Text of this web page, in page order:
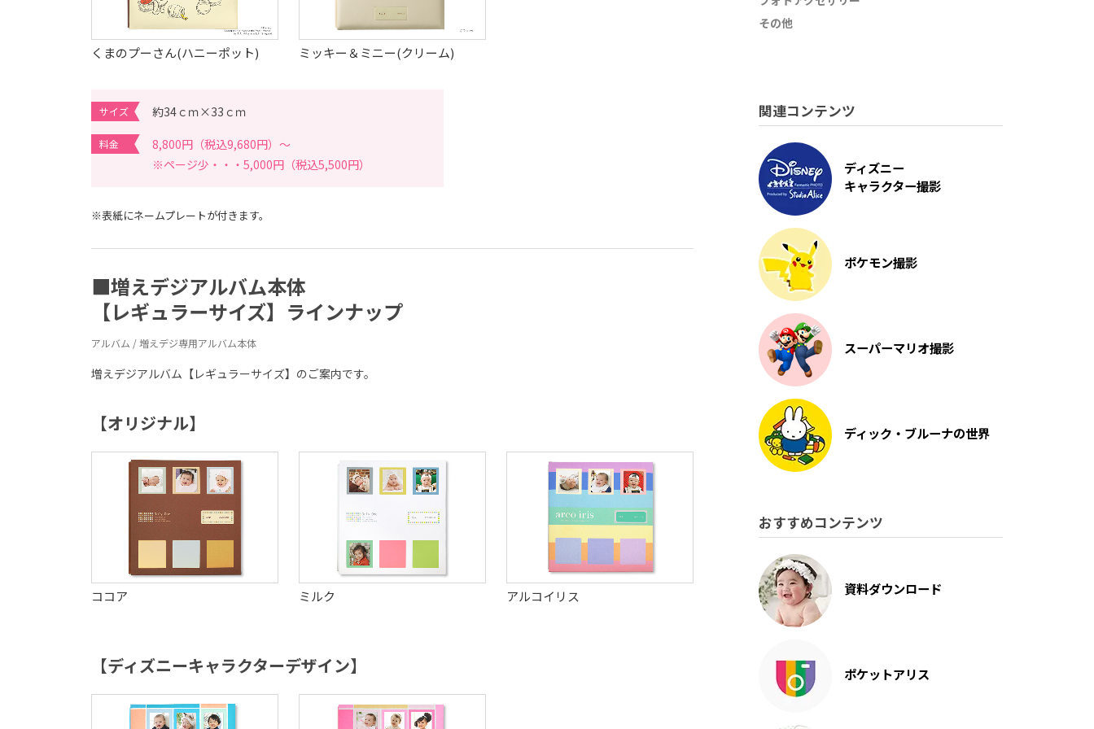
くまのプーさん(ハニーポット) ミッキー＆ミニー(クリーム)
サイズ 約34ｃｍ×33ｃｍ
料金
8,800円（税込9,680円）～
※ページ少・・・5,000円（税込5,500円）
※表紙にネームプレートが付きます。
■増えデジアルバム本体
【レギュラーサイズ】ラインナップ
アルバム / 増えデジ専用アルバム本体
増えデジアルバム【レギュラーサイズ】のご案内です。
【オリジナル】
ココア ミルク アルコイリス
【ディズニーキャラクターデザイン】
その他
関連コンテンツ
ディズニー
キャラクター撮影
ポケモン撮影
スーパーマリオ撮影
ディック・ブルーナの世界
おすすめコンテンツ
資料ダウンロード
ポケットアリス